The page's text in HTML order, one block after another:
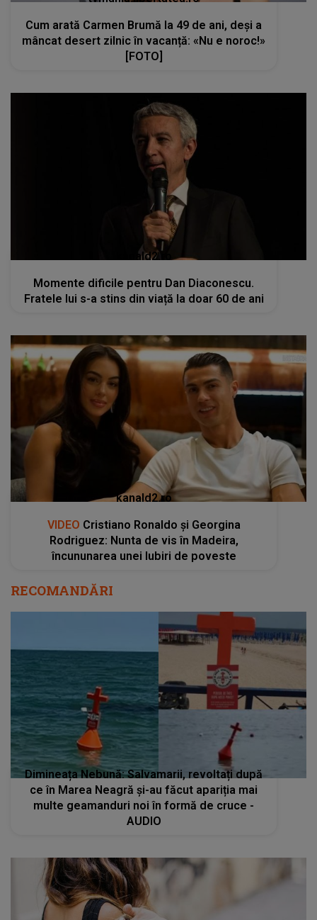
Cum arată Carmen Brumă la 49 de ani, deși a
mâncat desert zilnic în vacanță: «Nu e noroc!»
[FOTO]
kanald2.ro
Momente dificile pentru Dan Diaconescu.
Fratele lui s-a stins din viață la doar 60 de ani
kanald2.ro
VIDEO Cristiano Ronaldo și Georgina
Rodriguez: Nunta de vis în Madeira,
încununarea unei Iubiri de poveste
RECOMANDĂRI
Dimineața Nebună: Salvamarii, revoltați după
ce în Marea Neagră și-au făcut apariția mai
multe geamanduri noi în formă de cruce -
AUDIO